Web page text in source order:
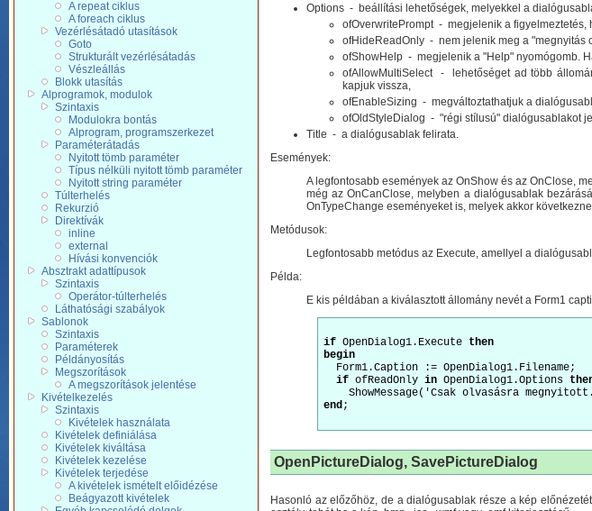
A repeat ciklus
A foreach ciklus
Vezérlésátadó utasítások
Goto
Strukturált vezérlésátadás
Vészleállás
Blokk utasítás
Alprogramok, modulok
Szintaxis
Modulokra bontás
Alprogram, programszerkezet
Paraméterátadás
Nyitott tömb paraméter
Típus nélküli nyitott tömb paraméter
Nyitott string paraméter
Túlterhelés
Rekurzió
Direktívák
inline
external
Hívási konvenciók
Absztrakt adattípusok
Szintaxis
Operátor-túlterhelés
Láthatósági szabályok
Sablonok
Szintaxis
Paraméterek
Példányosítás
Megszorítások
A megszorítások jelentése
Kivételkezelés
Szintaxis
Kivételek használata
Kivételek definiálása
Kivételek kiváltása
Kivételek kezelése
Kivételek terjedése
A kivételek ismételt előidézése
Beágyazott kivételek
Options - beállítási lehetőségek, melyekkel a
ofOverwritePrompt - megjelenik a figyelmeztetés,
ofHideReadOnly - nem jelenik meg a "megnyitás
ofShowHelp - megjelenik a "Help" nyomógomb.
ofAllowMultiSelect - lehetőséget ad több
kapjuk vissza,
ofEnableSizing - megváltoztathatjuk a
ofOldStyleDialog - "régi stílusú" dialógusablakot
Title - a dialógusablak felirata.
Események:
A legfontosabb események az OnShow és az OnClose,
még az OnCanClose, melyben a dialógusablak
OnTypeChange eseményeket is, melyek akkor
Metódusok:
Legfontosabb metódus az Execute, amellyel a
Példa:
E kis példában a kiválasztott állomány nevét a Form1
if OpenDialog1.Execute then
begin
  Form1.Caption := OpenDialog1.Filename;
if ofReadOnly in OpenDialog1.Options
end;
OpenPictureDialog, SavePictureDialog
Hasonló az előzőhöz, de a dialógusablak része a kép